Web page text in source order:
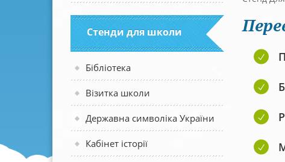
Стенди для школи
Бібліотека
Візитка школи
Державна символіка України
Кабінет історії